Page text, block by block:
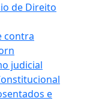
de Direito
contra
judicial
e